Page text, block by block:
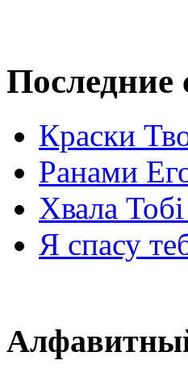
Краски
Ранами
Хвала
Я спасу